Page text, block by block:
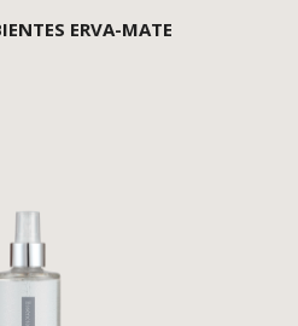
ERVA-MATE